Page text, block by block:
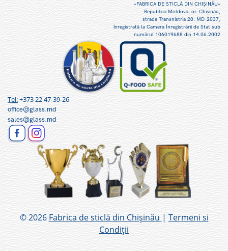
«FABRICA DE STICLĂ DIN CHIŞINĂU»
Republica Moldova, or. Chişinău,
strada Transnistria 20. MD-2037,
înregistrată la Camera Înregistrării de Stat sub
numărul 106019688 din 14.06.2002
Tel:+373 22 47-39-26
office@glass.md
sales@glass.md
© 2026 Fabrica de sticlă din Chișinău | Termeni si
Condiții